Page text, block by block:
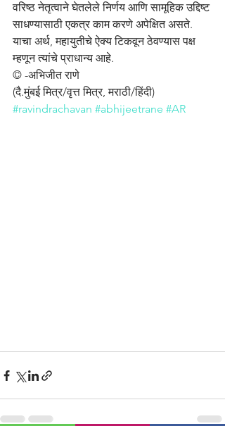
वरिष्ठ नेतृत्वाने घेतलेले निर्णय आणि सामूहिक उद्दिष्ट
साधण्यासाठी एकत्र काम करणे अपेक्षित असते.
याचा अर्थ, महायुतीचे ऐक्य टिकवून ठेवण्यास पक्ष
म्हणून त्यांचे प्राधान्य आहे.
© -अभिजीत राणे
(दै.मुंबई मित्र/वृत्त मित्र, मराठी/हिंदी)
#ravindrachavan #abhijeetrane #AR